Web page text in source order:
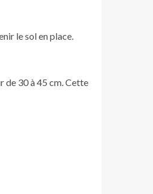
le sol en place.
de 30 à 45 cm. Cette